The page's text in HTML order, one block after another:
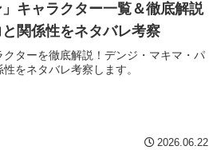
キャラクター一覧＆徹底解説
と関係性をネタバレ考察
ターを徹底解説！デンジ・マキマ・パ
をネタバレ考察します。
2026.06.22